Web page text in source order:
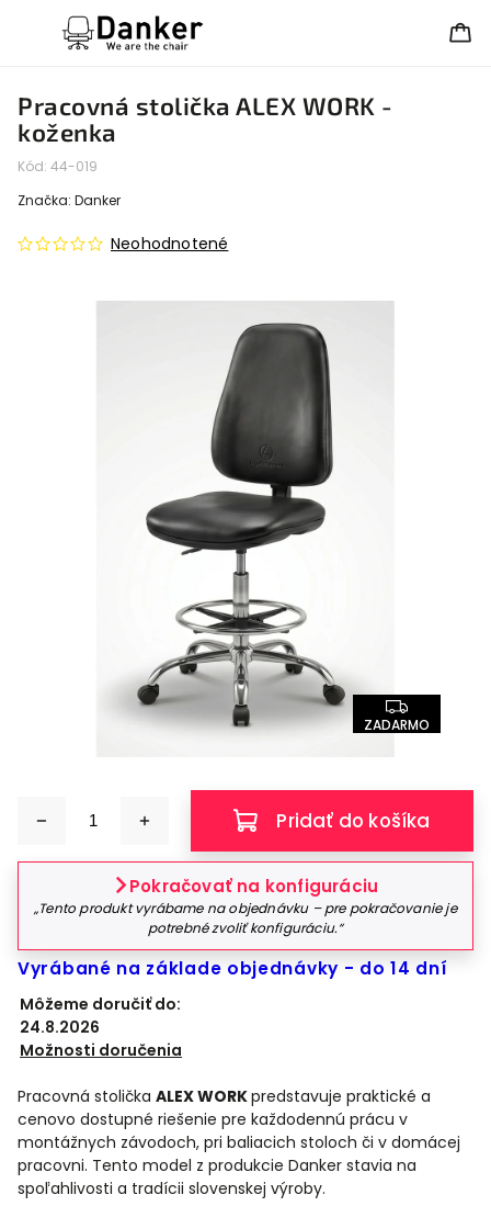
Pracovná stolička ALEX WORK -
koženka
Kód: 44-019
Neohodnotené
Značka: Danker
ZADARMO
Vyrábané na základe objednávky - do 14 dní
Môžeme doručiť do:
24.8.2026
Možnosti doručenia
Pokračovať na konfiguráciu
„Tento produkt vyrábame na objednávku – pre pokračovanie je
potrebné zvoliť konfiguráciu.“
Pridať do košíka
Pracovná stolička ALEX WORKpredstavuje praktické a
cenovo dostupné riešenie pre každodennú prácu v
montážnych závodoch, pri baliacich stoloch či v domácej
pracovni. Tento model z produkcie Danker stavia na
spoľahlivosti a tradícii slovenskej výroby.